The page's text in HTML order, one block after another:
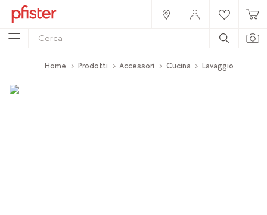
Home Prodotti Accessori Cucina Lavaggio